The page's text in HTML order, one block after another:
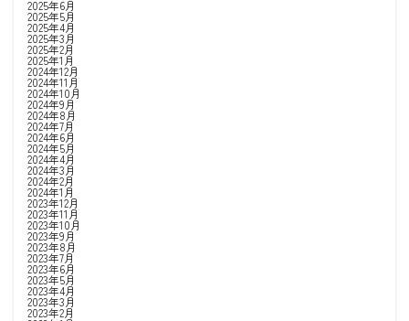
2025年6月
2025年5月
2025年4月
2025年3月
2025年2月
2025年1月
2024年12月
2024年11月
2024年10月
2024年9月
2024年8月
2024年7月
2024年6月
2024年5月
2024年4月
2024年3月
2024年2月
2024年1月
2023年12月
2023年11月
2023年10月
2023年9月
2023年8月
2023年7月
2023年6月
2023年5月
2023年4月
2023年3月
2023年2月